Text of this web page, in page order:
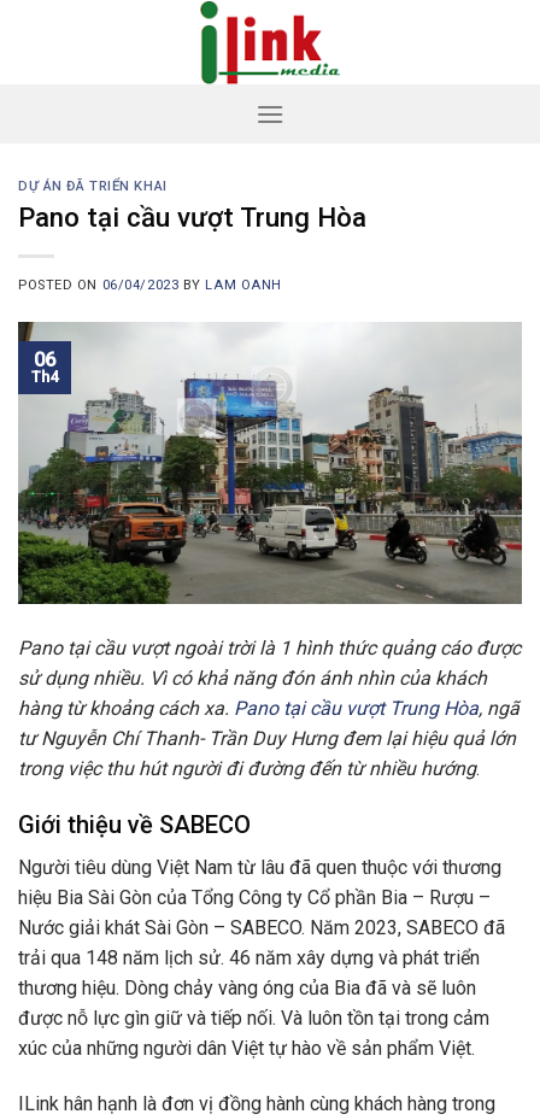
DỰ ÁN ĐÃ TRIỂN KHAI
Pano tại cầu vượt Trung Hòa
POSTED ON 06/04/2023 BY LAM OANH
06
Th4
Pano tại cầu vượt ngoài trời là 1 hình thức quảng cáo được
sử dụng nhiều. Vì có khả năng đón ánh nhìn của khách
hàng từ khoảng cách xa. Pano tại cầu vượt Trung Hòa, ngã
tư Nguyễn Chí Thanh- Trần Duy Hưng đem lại hiệu quả lớn
trong việc thu hút người đi đường đến từ nhiều hướng.
Giới thiệu về SABECO
Người tiêu dùng Việt Nam từ lâu đã quen thuộc với thương
hiệu Bia Sài Gòn của Tổng Công ty Cổ phần Bia – Rượu –
Nước giải khát Sài Gòn – SABECO. Năm 2023, SABECO đã
trải qua 148 năm lịch sử. 46 năm xây dựng và phát triển
thương hiệu. Dòng chảy vàng óng của Bia đã và sẽ luôn
được nỗ lực gìn giữ và tiếp nối. Và luôn tồn tại trong cảm
xúc của những người dân Việt tự hào về sản phẩm Việt.
ILink hân hạnh là đơn vị đồng hành cùng khách hàng trong